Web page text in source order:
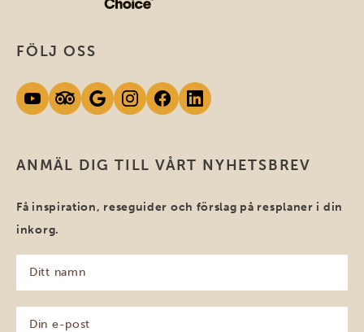
ANMÄL DIG TILL VÅRT NYHETSBREV
Få inspiration, reseguider och förslag på resplaner i din
inkorg.
namn
(Obligatoriskt)
FÖLJ OSS